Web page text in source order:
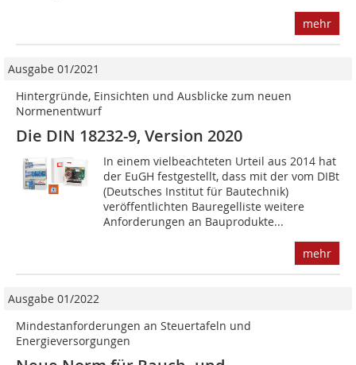
mehr
Ausgabe 01/2021
Hintergründe, Einsichten und Ausblicke zum neuen
Normenentwurf
Die DIN 18232-9, Version 2020
In einem vielbeachteten Urteil aus 2014 hat
der EuGH festgestellt, dass mit der vom DIBt
(Deutsches Institut für Bautechnik)
veröffentlichten Bauregelliste weitere
Anforderungen an Bauprodukte...
mehr
Ausgabe 01/2022
Mindestanforderungen an Steuertafeln und
Energieversorgungen